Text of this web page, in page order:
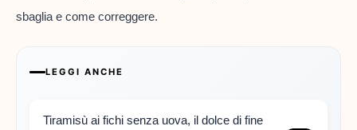
sbaglia e come correggere.
LEGGI ANCHE
Tiramisù ai fichi senza uova, il dolce di fine